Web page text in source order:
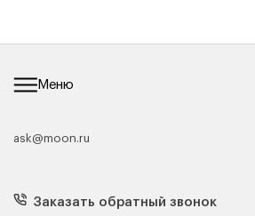
Меню
Каталог мебели
Кресла
Матрасы
ask@moon.ru
Заказать обратный звонок